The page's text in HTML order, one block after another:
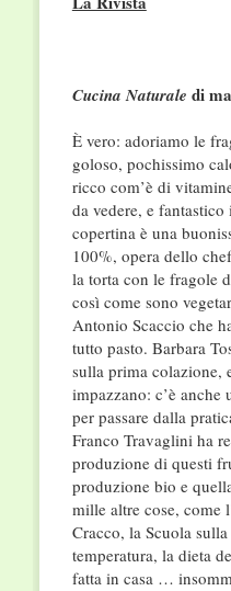
Cucina Naturale di
È vero: adoriamo le
goloso, pochissimo
ricco com’è di
da vedere, e
copertina è una
100%, opera dello
la torta con le fragole
così come sono
Antonio Scaccio che
tutto pasto. Barbara
sulla prima colazione,
impazzano: c’è
per passare dalla
Franco Travaglini ha
produzione di questi
produzione bio e
mille altre cose, come
Cracco, la Scuola
temperatura, la dieta
fatta in casa …